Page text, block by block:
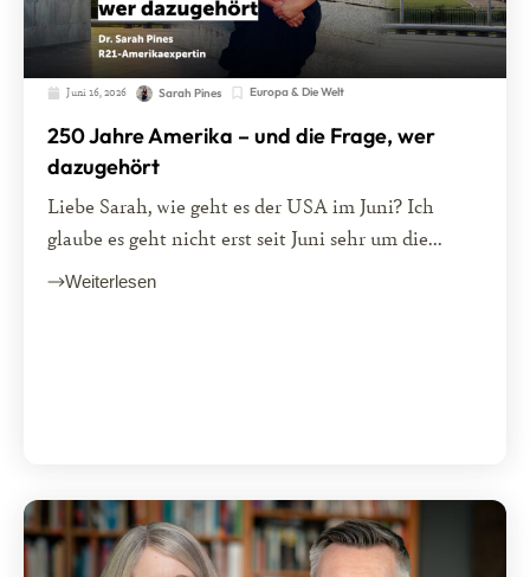
Juni 16, 2026 Sarah Pines Europa & Die Welt
250 Jahre Amerika – und die Frage, wer
dazugehört
Liebe Sarah, wie geht es der USA im Juni? Ich
glaube es geht nicht erst seit Juni sehr um die...
Weiterlesen